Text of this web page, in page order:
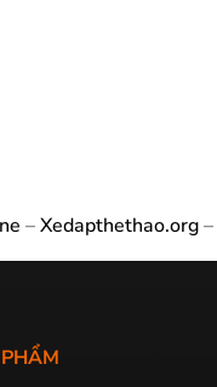
–Xedapthethao.org–